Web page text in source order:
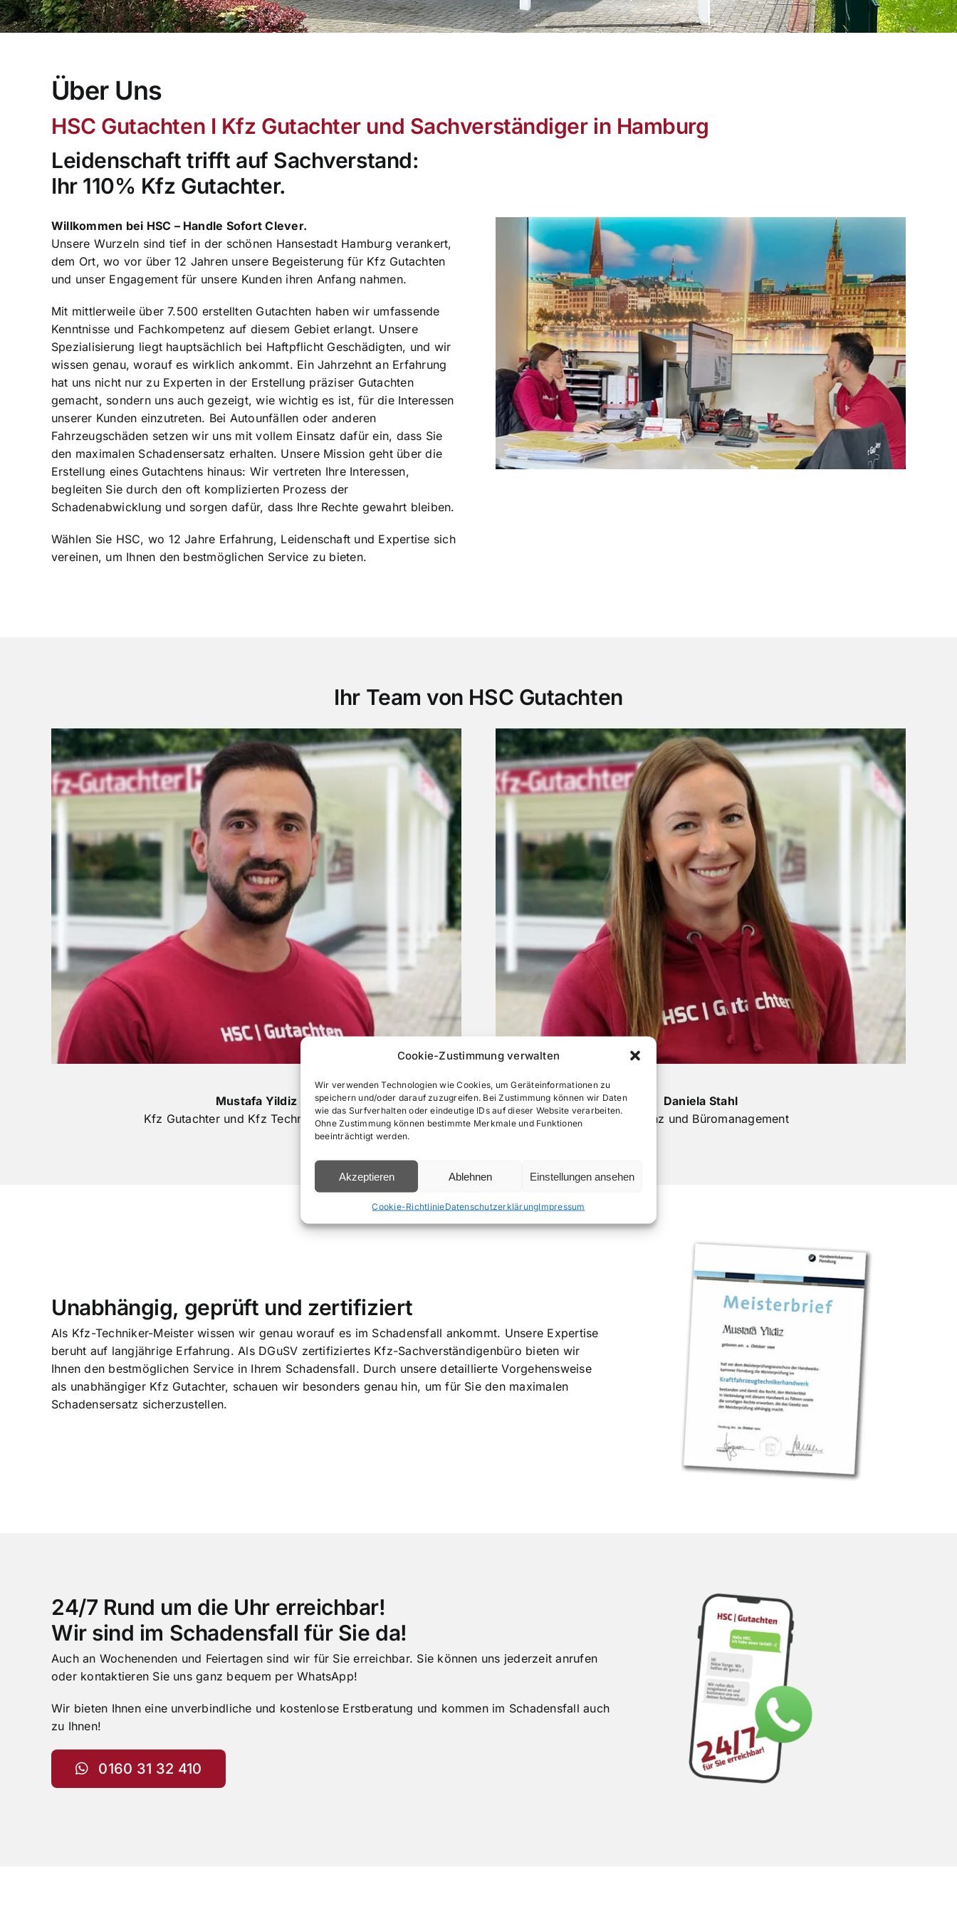
Cookie-Zustimmung verwalten
Wir verwenden Technologien wie Cookies, um Geräteinformationen zu
speichern und/oder darauf zuzugreifen. Bei Zustimmung können wir Daten
wie das Surfverhalten oder eindeutige IDs auf dieser Website verarbeiten.
Ohne Zustimmung können bestimmte Merkmale und Funktionen
beeinträchtigt werden.
Akzeptieren Ablehnen Einstellungen ansehen
Cookie-RichtlinieDatenschutzerklärungImpressum
Über Uns
HSC Gutachten I Kfz Gutachter und Sachverständiger in Hamburg
Leidenschaft trifft auf Sachverstand:
Ihr 110% Kfz Gutachter.
Willkommen bei HSC – Handle Sofort Clever.
Unsere Wurzeln sind tief in der schönen Hansestadt Hamburg verankert,
dem Ort, wo vor über 12 Jahren unsere Begeisterung für Kfz Gutachten
und unser Engagement für unsere Kunden ihren Anfang nahmen.
Mit mittlerweile über 7.500 erstellten Gutachten haben wir umfassende
Kenntnisse und Fachkompetenz auf diesem Gebiet erlangt. Unsere
Spezialisierung liegt hauptsächlich bei Haftpflicht Geschädigten, und wir
wissen genau, worauf es wirklich ankommt. Ein Jahrzehnt an Erfahrung
hat uns nicht nur zu Experten in der Erstellung präziser Gutachten
gemacht, sondern uns auch gezeigt, wie wichtig es ist, für die Interessen
unserer Kunden einzutreten. Bei Autounfällen oder anderen
Fahrzeugschäden setzen wir uns mit vollem Einsatz dafür ein, dass Sie
den maximalen Schadensersatz erhalten. Unsere Mission geht über die
Erstellung eines Gutachtens hinaus: Wir vertreten Ihre Interessen,
begleiten Sie durch den oft komplizierten Prozess der
Schadenabwicklung und sorgen dafür, dass Ihre Rechte gewahrt bleiben.
Wählen Sie HSC, wo 12 Jahre Erfahrung, Leidenschaft und Expertise sich
vereinen, um Ihnen den bestmöglichen Service zu bieten.
Ihr Team von HSC Gutachten
Mustafa Yildiz
Kfz Gutachter und Kfz Techniker-Meister
Daniela Stahl
Assistenz und Büromanagement
Unabhängig, geprüft und zertifiziert
Als Kfz-Techniker-Meister wissen wir genau worauf es im Schadensfall ankommt. Unsere Expertise
beruht auf langjährige Erfahrung. Als DGuSV zertifiziertes Kfz-Sachverständigenbüro bieten wir
Ihnen den bestmöglichen Service in Ihrem Schadensfall. Durch unsere detaillierte Vorgehensweise
als unabhängiger Kfz Gutachter, schauen wir besonders genau hin, um für Sie den maximalen
Schadensersatz sicherzustellen.
24/7 Rund um die Uhr erreichbar!
Wir sind im Schadensfall für Sie da!
Auch an Wochenenden und Feiertagen sind wir für Sie erreichbar. Sie können uns jederzeit anrufen
oder kontaktieren Sie uns ganz bequem per WhatsApp!
Wir bieten Ihnen eine unverbindliche und kostenlose Erstberatung und kommen im Schadensfall auch
zu Ihnen!
0160 31 32 410